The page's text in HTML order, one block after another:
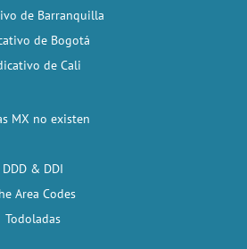
de Barranquilla
de Bogotá
de Cali
MX no existen
DDD & DDI
Area Codes
Todoladas